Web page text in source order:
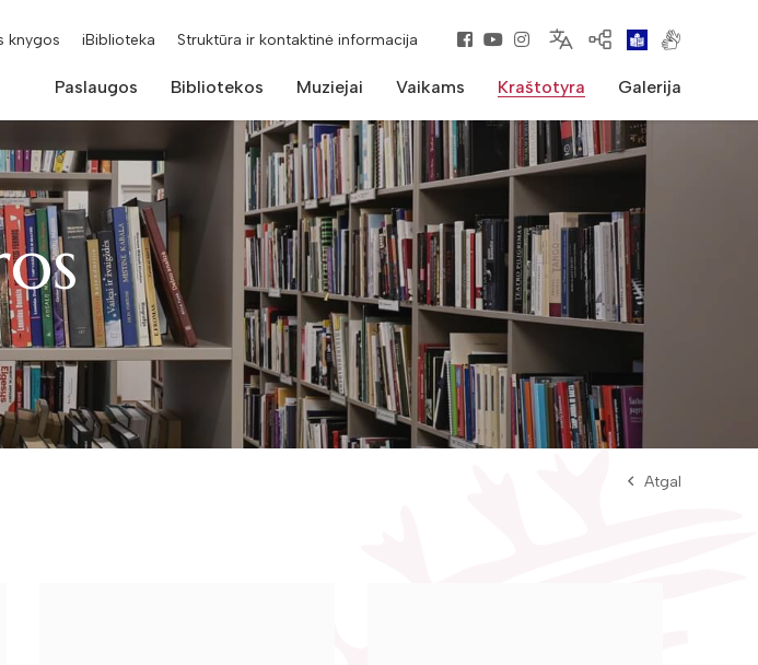
knygos iBiblioteka Struktūra ir kontaktinė informacija
Paslaugos Bibliotekos Muziejai Vaikams Kraštotyra Galerija
Atgal